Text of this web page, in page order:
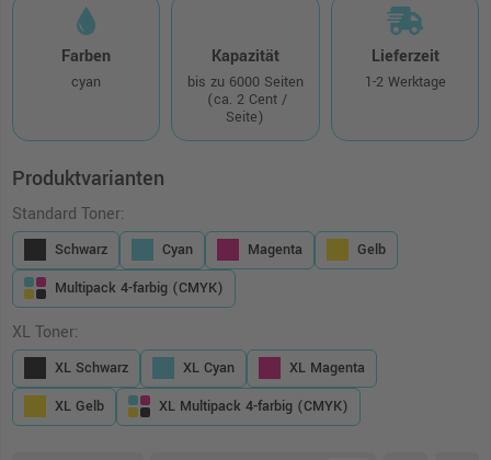
Farben
cyan
Kapazität
bis zu 6000 Seiten
(ca. 2 Cent /
Seite)
Lieferzeit
1-2 Werktage
Produktvarianten
Standard Toner:
Schwarz Cyan Magenta
Gelb
Multipack 4-farbig (CMYK)
XL Toner:
XL Schwarz XL Cyan
XL Magenta
XL Gelb
XL Multipack 4-farbig (CMYK)